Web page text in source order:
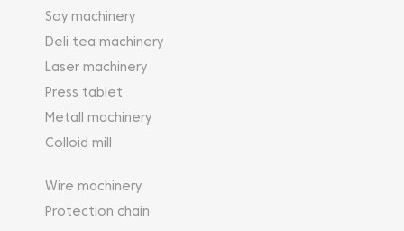
Soy machinery
Deli tea machinery
Laser machinery
Press tablet
Metall machinery
Colloid mill
Wire machinery
Protection chain